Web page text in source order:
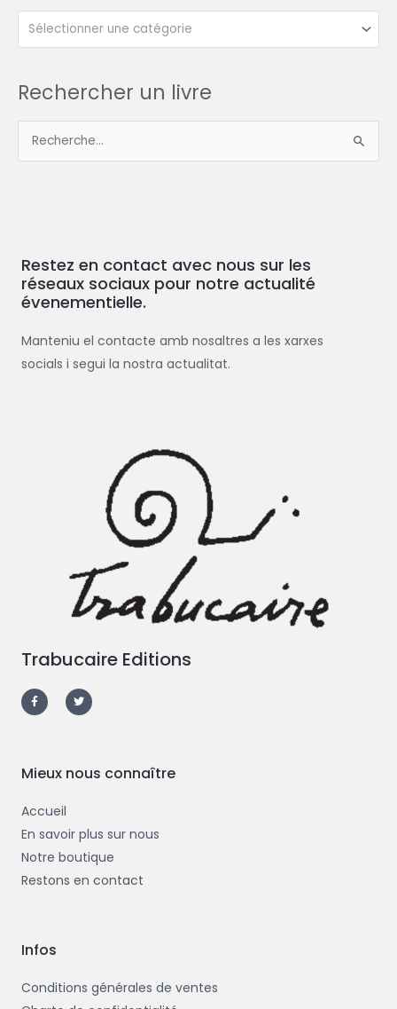
Sélectionner une catégorie
Rechercher un livre
c
h
e
Restez en contact avec nous sur les
réseaux sociaux pour notre actualité
évenementielle.
Manteniu el contacte amb nosaltres a les xarxes
socials i segui la nostra actualitat.
Trabucaire Editions
a
c
e
-
f
w
i
t
Mieux nous connaître
Accueil
En savoir plus sur nous
Notre boutique
Restons en contact
Infos
Conditions générales de ventes